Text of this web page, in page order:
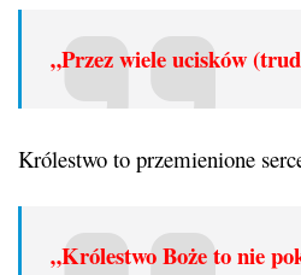
„Przez wiele ucisków
Królestwo to przemienione
„Królestwo Boże to nie